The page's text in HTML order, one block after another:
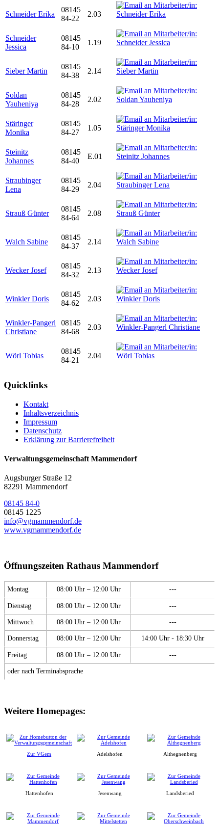
Schneider Erika
08145
84-22
2.03
Schneider
Jessica
08145
84-10
1.19
Sieber Martin
08145
84-38
2.14
Soldan
Yauheniya
08145
84-28
2.02
Stäringer
Monika
08145
84-27
1.05
Steinitz
Johannes
08145
84-40
E.01
Straubinger
Lena
08145
84-29
2.04
Strauß Günter
08145
84-64
2.08
Walch Sabine
08145
84-37
2.14
Wecker Josef
08145
84-32
2.13
Winkler Doris
08145
84-62
2.03
Winkler-Pangerl
Christiane
08145
84-68
2.03
Wörl Tobias
08145
84-21
2.04
Quicklinks
Kontakt
Inhaltsverzeichnis
Impressum
Datenschutz
Erklärung zur Barrierefreiheit
Verwaltungsgemeinschaft Mammendorf
Augsburger Straße 12
82291 Mammendorf
08145 84-0
08145 1225
info@vgmammendorf.de
www.vgmammendorf.de
Öffnungszeiten Rathaus Mammendorf
Montag 08:00 Uhr – 12:00 Uhr ---
Dienstag 08:00 Uhr – 12:00 Uhr ---
Mittwoch 08:00 Uhr – 12:00 Uhr ---
Donnerstag 08:00 Uhr – 12:00 Uhr 14:00 Uhr - 18:30 Uhr
Freitag 08:00 Uhr – 12:00 Uhr ---
oder nach Terminabsprache
Weitere Homepages:
Zur VGem Adelshofen Althegnenberg
Hattenhofen Jesenwang Landsberied